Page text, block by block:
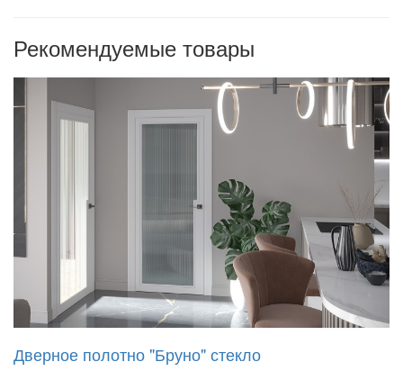
Рекомендуемые товары
Дверное полотно "Бруно" стекло